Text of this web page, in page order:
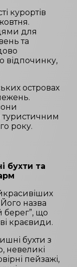
курортів
для
та
відпочинку,
островах
року.
бухти та
Його назва
берег”, що
краєвиди.
бухти з
невеликі
пейзажі,